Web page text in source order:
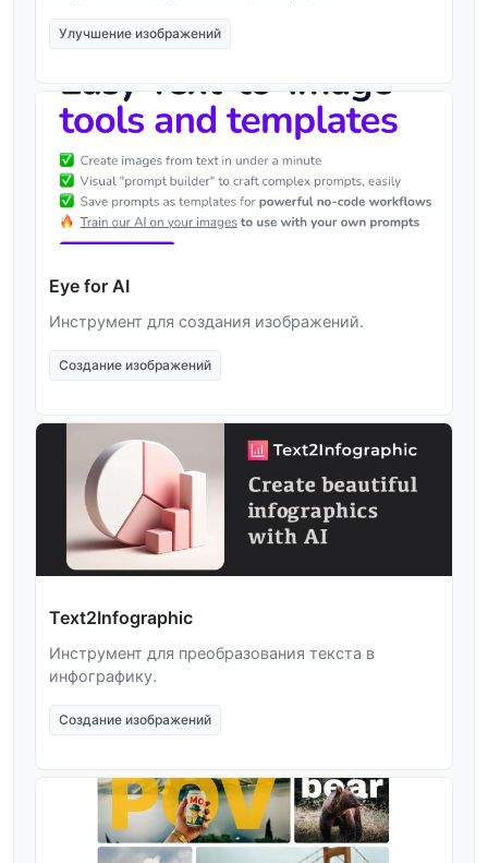
Улучшение изображений
Eye for AI
Инструмент для создания изображений.
Создание изображений
Text2Infographic
Инструмент для преобразования текста в
инфографику.
Создание изображений